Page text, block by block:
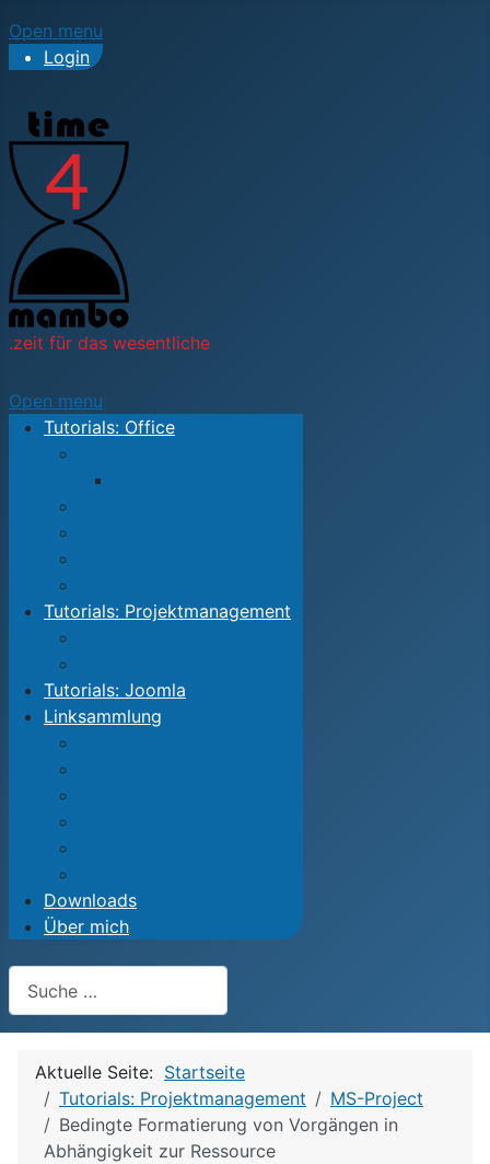
Open menu
Login
.zeit für das wesentliche
Open menu
Tutorials: Office
Tutorials: Projektmanagement
Tutorials: Joomla
Linksammlung
Downloads
Über mich
Aktuelle Seite: Startseite
Tutorials: Projektmanagement
MS-Project
Bedingte Formatierung von Vorgängen in
Abhängigkeit zur Ressource